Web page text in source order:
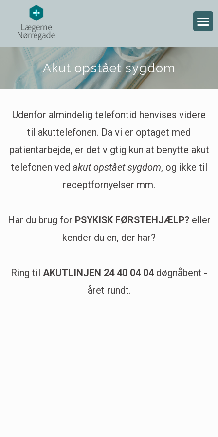
Akut opstået sygdom
Udenfor almindelig telefontid henvises videre
til akuttelefonen. Da vi er optaget med
patientarbejde, er det vigtig kun at benytte akut
telefonen ved akut opstået sygdom, og ikke til
receptfornyelser mm.
Har du brug for PSYKISK FØRSTEHJÆLP?eller
kender du en, der har?
Ring til AKUTLINJEN 24 40 04 04døgnåbent -
året rundt.